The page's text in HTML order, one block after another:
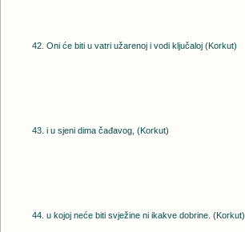
42. Oni će biti u vatri užarenoj i vodi ključaloj (Korkut)
43. i u sjeni dima čađavog, (Korkut)
44. u kojoj neće biti svježine ni ikakve dobrine. (Korkut)